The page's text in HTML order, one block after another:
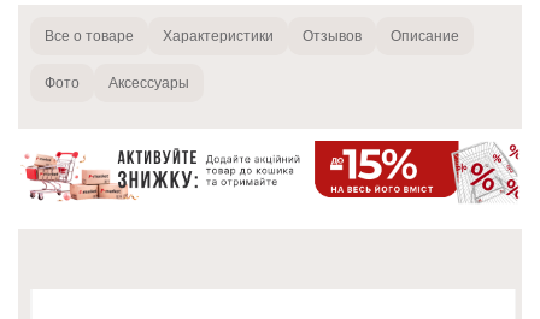
Все о товаре Характеристики Отзывов Описание
Фото Аксессуары